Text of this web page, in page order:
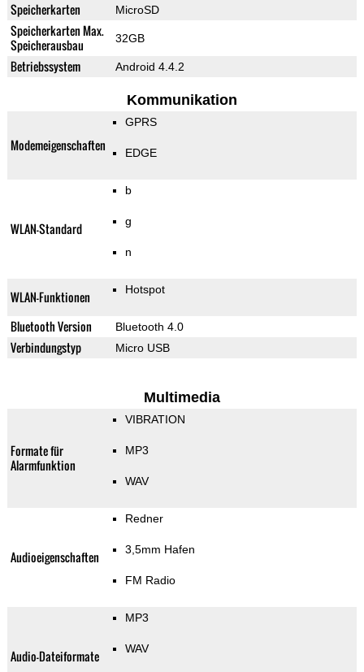
Speicherkarten MicroSD
Speicherkarten Max.
Speicherausbau
32GB
Betriebssystem Android 4.4.2
Kommunikation
Modemeigenschaften
GPRS
EDGE
WLAN-Standard
b
g
n
WLAN-Funktionen Hotspot
Bluetooth Version Bluetooth 4.0
Verbindungstyp Micro USB
Multimedia
Formate für
Alarmfunktion
VIBRATION
MP3
WAV
Audioeigenschaften
Redner
3,5mm Hafen
FM Radio
Audio-Dateiformate
MP3
WAV